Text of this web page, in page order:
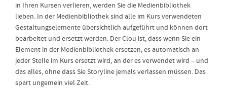
in Ihren Kursen verlieren, werden Sie die Medienbibliothek
lieben. In der Medienbibliothek sind alle im Kurs verwendeten
Gestaltungselemente übersichtlich aufgeführt und können dort
bearbeitet und ersetzt werden. Der Clou ist, dass wenn Sie ein
Element in der Medienbibliothek ersetzen, es automatisch an
jeder Stelle im Kurs ersetzt wird, an der es verwendet wird – und
das alles, ohne dass Sie Storyline jemals verlassen müssen. Das
spart ungemein viel Zeit.